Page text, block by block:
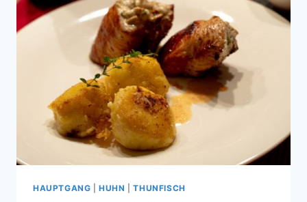
HAUPTGANG |HUHN |THUNFISCH